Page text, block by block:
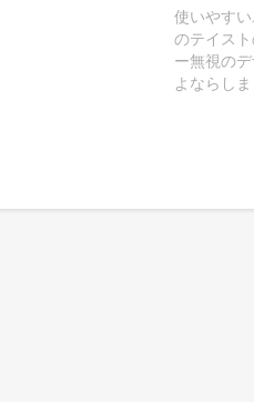
使いやす
のテイス
ー無視の
よならしま